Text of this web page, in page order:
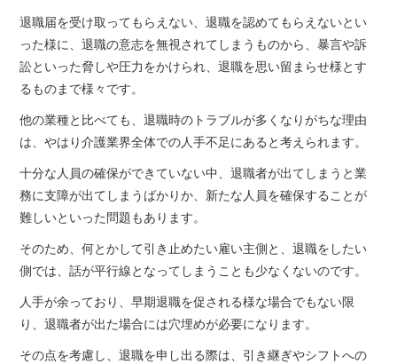
ブル
介護業界の退職事情
新しい職場でミスマッ
チによる早期退職を防
ぐための方法
退職を伝えるタイミン
グ
退職届を受け取ってもらえない、退職を認めてもらえないとい
った様に、退職の意志を無視されてしまうものから、暴言や訴
訟といった脅しや圧力をかけられ、退職を思い留まらせ様とす
るものまで様々です。
他の業種と比べても、退職時のトラブルが多くなりがちな理由
は、やはり介護業界全体での人手不足にあると考えられます。
十分な人員の確保ができていない中、退職者が出てしまうと業
務に支障が出てしまうばかりか、新たな人員を確保することが
難しいといった問題もあります。
そのため、何とかして引き止めたい雇い主側と、退職をしたい
側では、話が平行線となってしまうことも少なくないのです。
人手が余っており、早期退職を促される様な場合でもない限
り、退職者が出た場合には穴埋めが必要になります。
その点を考慮し、退職を申し出る際は、引き継ぎやシフトへの